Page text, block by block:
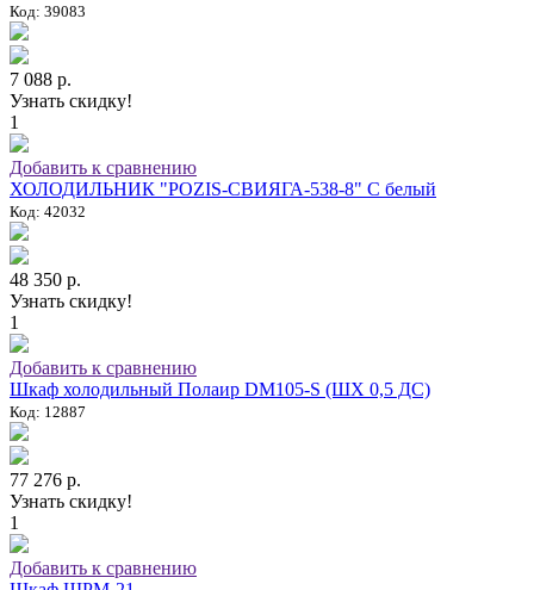
Код: 39083
7 088 р.
Узнать скидку!
1
Добавить к сравнению
ХОЛОДИЛЬНИК "POZIS-СВИЯГА-538-8" C белый
Код: 42032
48 350 р.
Узнать скидку!
1
Добавить к сравнению
Шкаф холодильный Полаир DM105-S (ШХ 0,5 ДС)
Код: 12887
77 276 р.
Узнать скидку!
1
Добавить к сравнению